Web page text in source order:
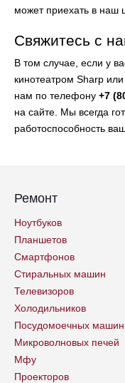
может приехать в наш
Свяжитесь с
В том случае, если у
кинотеатром Sharp
нам по телефону +7
на сайте. Мы всегда
работоспособность
Ремонт
Ноутбуков
Планшетов
Смартфонов
Стиральных машин
Телевизоров
Холодильников
Посудомоечных машин
Микроволновых печей
Мфу
Проекторов